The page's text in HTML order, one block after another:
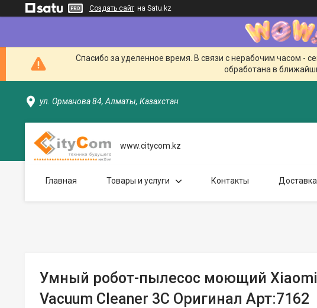
Создать сайт на Satu.kz
Спасибо за уделенное время. В связи с нерабочим часом -
обработана в
ул. Орманова 84, Алматы, Казахстан
www.citycom.kz
Главная Товары и услуги Контакты
Умный робот-пылесос моющий
Vacuum Cleaner 3C Оригинал Арт:7162